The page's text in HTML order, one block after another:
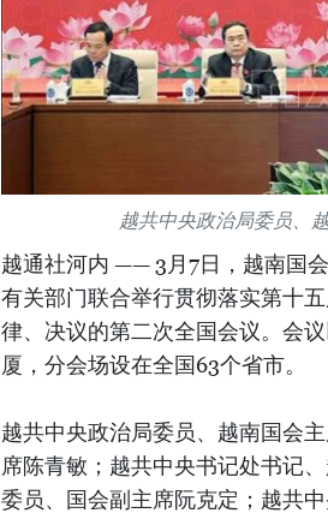
越共中央政治局委员、
越通社河内 —— 3月7日，越南国
有关部门联合举行贯彻落实第十
律、决议的第二次全国会议。会
厦，分会场设在全国63个省市。
越共中央政治局委员、越南国会
席陈青敏；越共中央书记处书记
委员、国会副主席阮克定；越共